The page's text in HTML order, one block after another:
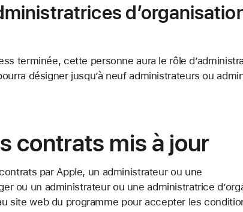
terminée, cette personne aura le rôle
désigner jusqu’à neuf administrateurs ou
contrats mis à jour
par Apple, un administrateur ou une
ou un administrateur ou une administratrice
site web du programme pour accepter les